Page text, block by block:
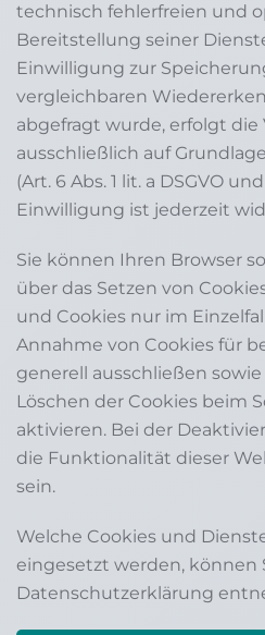
technisch fehlerfreien und
Bereitstellung seiner
Einwilligung zur
vergleichbaren
abgefragt wurde, erfolgt die
ausschließlich auf
(Art. 6 Abs. 1 lit. a DSGVO
Einwilligung ist jederzeit
Sie können Ihren Browser
über das Setzen von
und Cookies nur im
Annahme von Cookies für
generell ausschließen
Löschen der Cookies beim
aktivieren. Bei der
die Funktionalität dieser
sein.
Welche Cookies und
eingesetzt werden, können
Datenschutzerklärung